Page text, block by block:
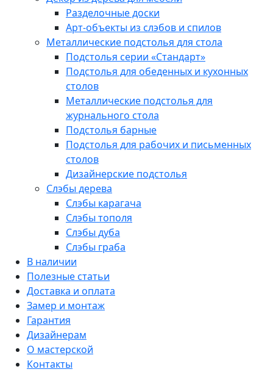
Разделочные доски
Арт-объекты из слэбов и спилов
Металлические подстолья для стола
Подстолья серии «Стандарт»
Подстолья для обеденных и кухонных
столов
Металлические подстолья для
журнального стола
Подстолья барные
Подстолья для рабочих и письменных
столов
Дизайнерские подстолья
Слэбы дерева
Слэбы карагача
Слэбы тополя
Слэбы дуба
Слэбы граба
В наличии
Полезные статьи
Доставка и оплата
Замер и монтаж
Гарантия
Дизайнерам
О мастерской
Контакты